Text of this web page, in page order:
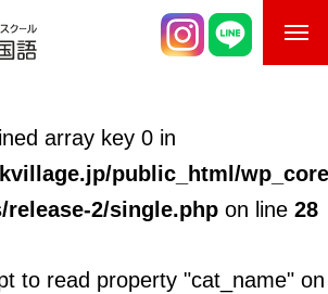
array key 0 in
public_html/
2/single.php on line 28
to read property "cat_name" on